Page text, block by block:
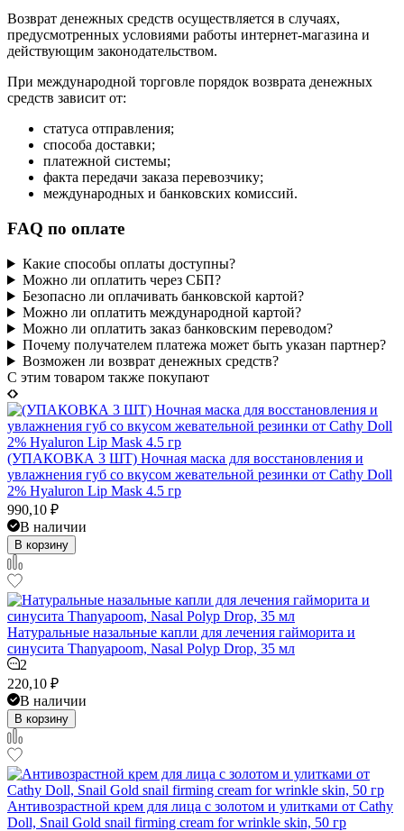
Возврат денежных средств осуществляется в случаях,
предусмотренных условиями работы интернет-магазина и
действующим законодательством.
При международной торговле порядок возврата денежных
средств зависит от:
статуса отправления;
способа доставки;
платежной системы;
факта передачи заказа перевозчику;
международных и банковских комиссий.
FAQ по оплате
Какие способы оплаты доступны?
Можно ли оплатить через СБП?
Безопасно ли оплачивать банковской картой?
Можно ли оплатить международной картой?
Можно ли оплатить заказ банковским переводом?
Почему получателем платежа может быть указан партнер?
Возможен ли возврат денежных средств?
C этим товаром также покупают
(УПАКОВКА 3 ШТ) Ночная маска для восстановления и
увлажнения губ со вкусом жевательной резинки от Cathy Doll
2% Hyaluron Lip Mask 4.5 гр
990,10 ₽
В наличии
В корзину
Натуральные назальные капли для лечения гайморита и
синусита Thanyapoom, Nasal Polyp Drop, 35 мл
2
220,10 ₽
В наличии
В корзину
Антивозрастной крем для лица с золотом и улитками от Cathy
Doll, Snail Gold snail firming cream for wrinkle skin, 50 гр